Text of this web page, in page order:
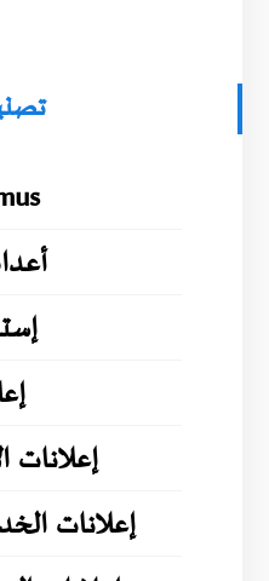
إعلانات
إعلانات